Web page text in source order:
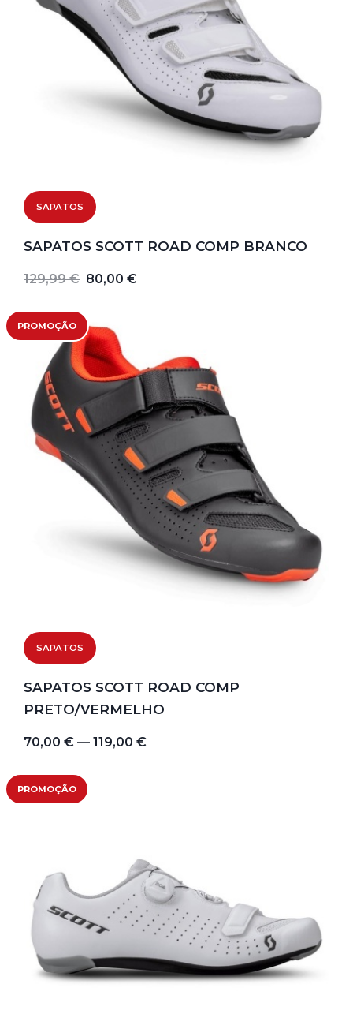
SAPATOS
SAPATOS SCOTT ROAD COMP BRANCO
129,99 € 80,00 €
PROMOÇÃO
SAPATOS
SAPATOS SCOTT ROAD COMP
PRETO/VERMELHO
70,00 € — 119,00 €
PROMOÇÃO